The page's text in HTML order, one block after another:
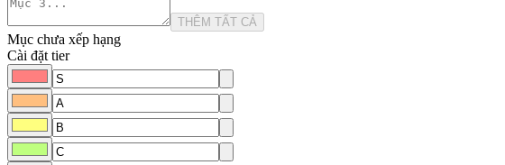
THÊM TẤT CẢ
Mục chưa xếp hạng
Cài đặt tier